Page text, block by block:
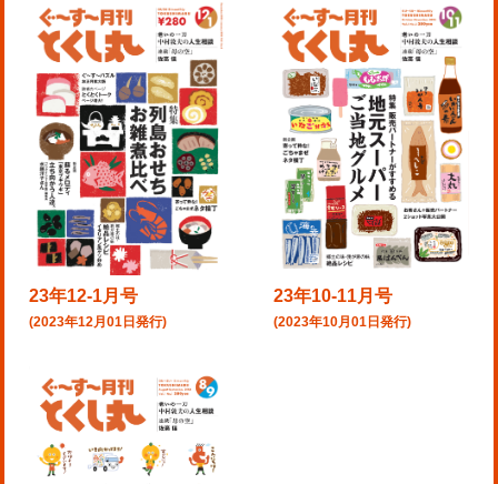
23年12-1月号
(2023年12月01日発行)
23年10-11月号
(2023年10月01日発行)